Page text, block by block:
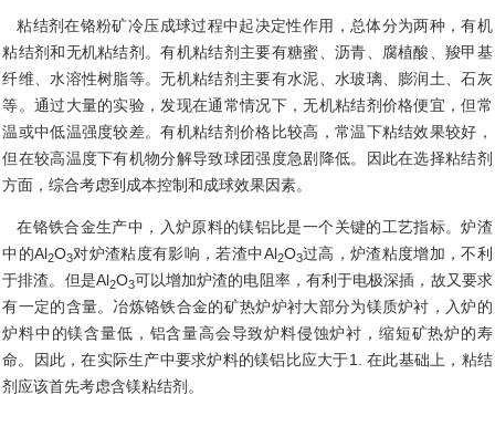
粘结剂在铬粉矿冷压成球过程中起决定性作用，总体分为两种，有机
粘结剂和无机粘结剂。有机粘结剂主要有糖蜜、沥青、腐植酸、羧甲基
纤维、水溶性树脂等。无机粘结剂主要有水泥、水玻璃、膨润土、石灰
等。通过大量的实验，发现在通常情况下，无机粘结剂价格便宜，但常
温或中低温强度较差。有机粘结剂价格比较高，常温下粘结效果较好，
但在较高温度下有机物分解导致球团强度急剧降低。因此在选择粘结剂
方面，综合考虑到成本控制和成球效果因素。
在铬铁合金生产中，入炉原料的镁铝比是一个关键的工艺指标。炉渣
中的Al2O3对炉渣粘度有影响，若渣中Al2O3过高，炉渣粘度增加，不利
于排渣。但是Al2O3可以增加炉渣的电阻率，有利于电极深插，故又要求
有一定的含量。冶炼铬铁合金的矿热炉炉衬大部分为镁质炉衬，入炉的
炉料中的镁含量低，铝含量高会导致炉料侵蚀炉衬，缩短矿热炉的寿
命。因此，在实际生产中要求炉料的镁铝比应大于1. 在此基础上，粘结
剂应该首先考虑含镁粘结剂。